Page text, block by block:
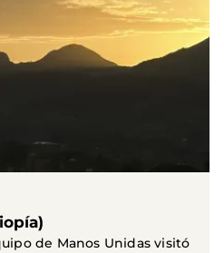
de Manos Unidas visitó